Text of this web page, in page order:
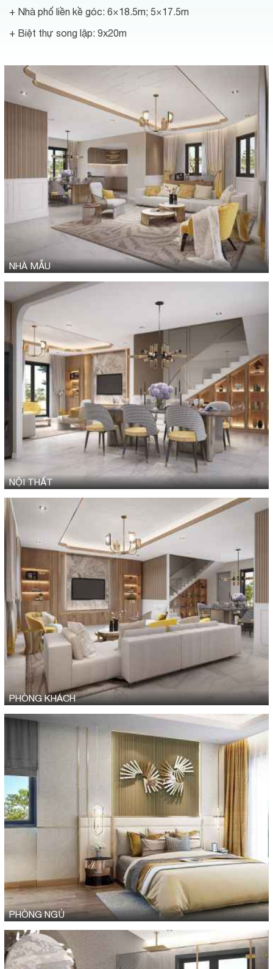
+ Nhà phố liền kề góc: 6×18.5m; 5×17.5m
+ Biệt thự song lập: 9x20m
NHÀ MẪU
NỘI THẤT
PHÒNG KHÁCH
PHÒNG NGỦ